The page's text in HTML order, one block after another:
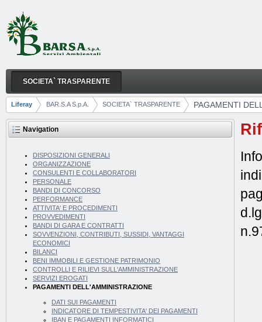
Skip to Content
PAGAMENTI DELL'AMMINISTRAZIONE
Navigation
SOCIETA` TRASPARENTE
Breadcrumbs
Liferay BAR.S.A S.p.A. SOCIETA` TRASPARENTE PAGAMENTI
Navigation
DISPOSIZIONI GENERALI
ORGANIZZAZIONE
CONSULENTI E COLLABORATORI
PERSONALE
BANDI DI CONCORSO
PERFORMANCE
ATTIVITA' E PROCEDIMENTI
PROVVEDIMENTI
BANDI DI GARA E CONTRATTI
SOVVENZIONI, CONTRIBUTI, SUSSIDI, VANTAGGI
ECONOMICI
BILANCI
BENI IMMOBILI E GESTIONE PATRIMONIO
CONTROLLI E RILIEVI SULL'AMMINISTRAZIONE
SERVIZI EROGATI
PAGAMENTI DELL'AMMINISTRAZIONE
DATI SUI PAGAMENTI
INDICATORE DI TEMPESTIVITA' DEI PAGAMENTI
IBAN E PAGAMENTI INFORMATICI